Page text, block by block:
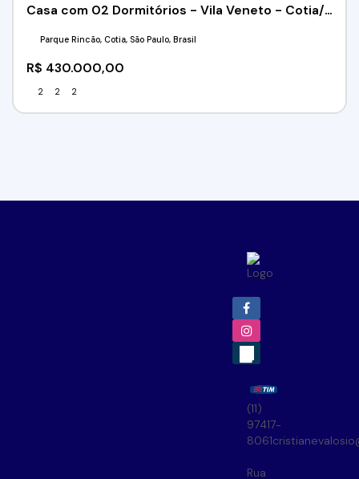
Casa com 02 Dormitórios - Vila Veneto - Cotia/Sp
R$ 430.000,00
Parque Rincão, Cotia, São Paulo, Brasil
2 2 2
(11)
97417-
8061
Rua